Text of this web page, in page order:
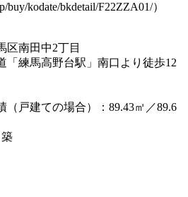
buy/kodate/bkdetail/F22ZZA01/）
区南田中2丁目
「練馬高野台駅」南口より徒歩12
（戸建ての場合）：89.43㎡／89.6